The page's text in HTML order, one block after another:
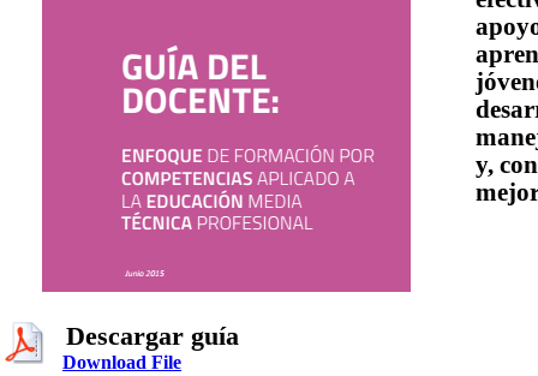
y,
Descargar guía
Download File